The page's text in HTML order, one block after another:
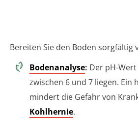
Bereiten Sie den Boden sorgfältig
Bodenanalyse: Der pH-
zwischen 6 und 7 liegen. Ein
mindert die Gefahr von
Kohlhernie.